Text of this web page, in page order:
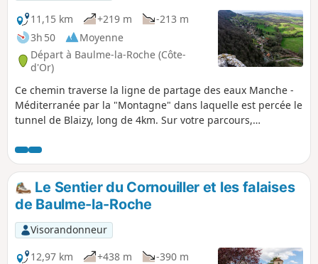
11,15 km
+219 m
-213 m
3h 50
Moyenne
Départ à Baulme-la-Roche (Côte-
d'Or)
Ce chemin traverse la ligne de partage des eaux Manche -
Méditerranée par la "Montagne" dans laquelle est percée le
tunnel de Blaizy, long de 4km. Sur votre parcours,
et la falaise de Baulme la Roche.
Le Sentier du Cornouiller et les falaises
de Baulme-la-Roche
Visorandonneur
12,97 km
+438 m
-390 m